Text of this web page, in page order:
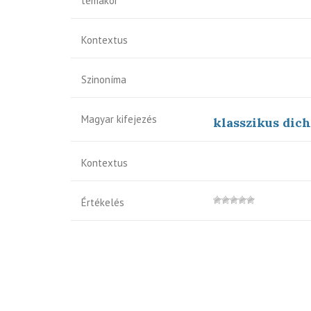
Kontextus
Szinoníma
Magyar kifejezés klasszikus
Kontextus
Értékelés